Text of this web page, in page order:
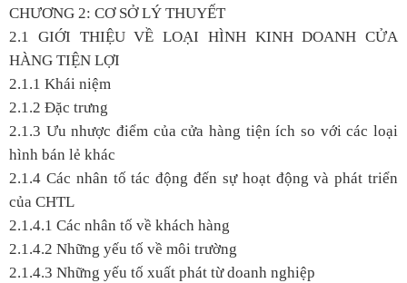
CHƯƠNG 2: CƠ SỞ LÝ THUYẾT
2.1 GIỚI THIỆU VỀ LOẠI HÌNH KINH DOANH CỬA
HÀNG TIỆN LỢI
2.1.1 Khái niệm
2.1.2 Đặc trưng
2.1.3 Ưu nhược điểm của cửa hàng tiện ích so với các loại
hình bán lẻ khác
2.1.4 Các nhân tố tác động đến sự hoạt động và phát triển
của CHTL
2.1.4.1 Các nhân tố về khách hàng
2.1.4.2 Những yếu tố về môi trường
2.1.4.3 Những yếu tố xuất phát từ doanh nghiệp